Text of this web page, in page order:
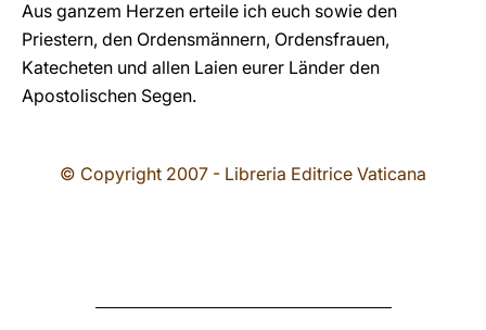
Aus ganzem Herzen erteile ich euch sowie den
Priestern, den Ordensmännern, Ordensfrauen,
Katecheten und allen Laien eurer Länder den
Apostolischen Segen.
© Copyright 2007 - Libreria Editrice Vaticana